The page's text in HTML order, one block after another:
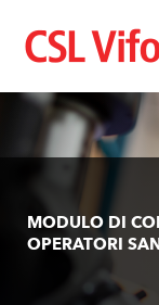
contenuto
principale
MODULO DI
OPERATORI